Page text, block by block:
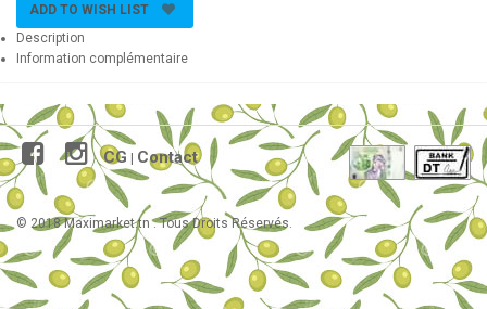
ADD TO WISH LIST
Description
Information complémentaire
CG Contact
© 2018 Maximarket.tn . Tous Droits Réservés.